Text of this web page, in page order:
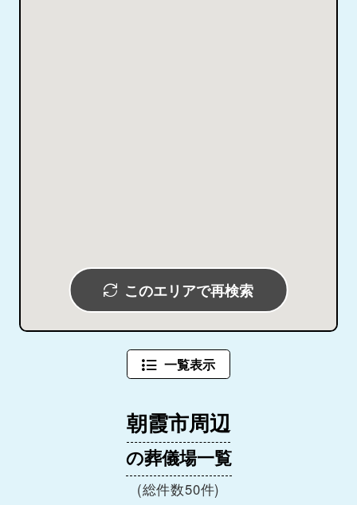
このエリアで再検索
一覧表示
朝霞市周辺
の葬儀場一覧
(総件数50件)